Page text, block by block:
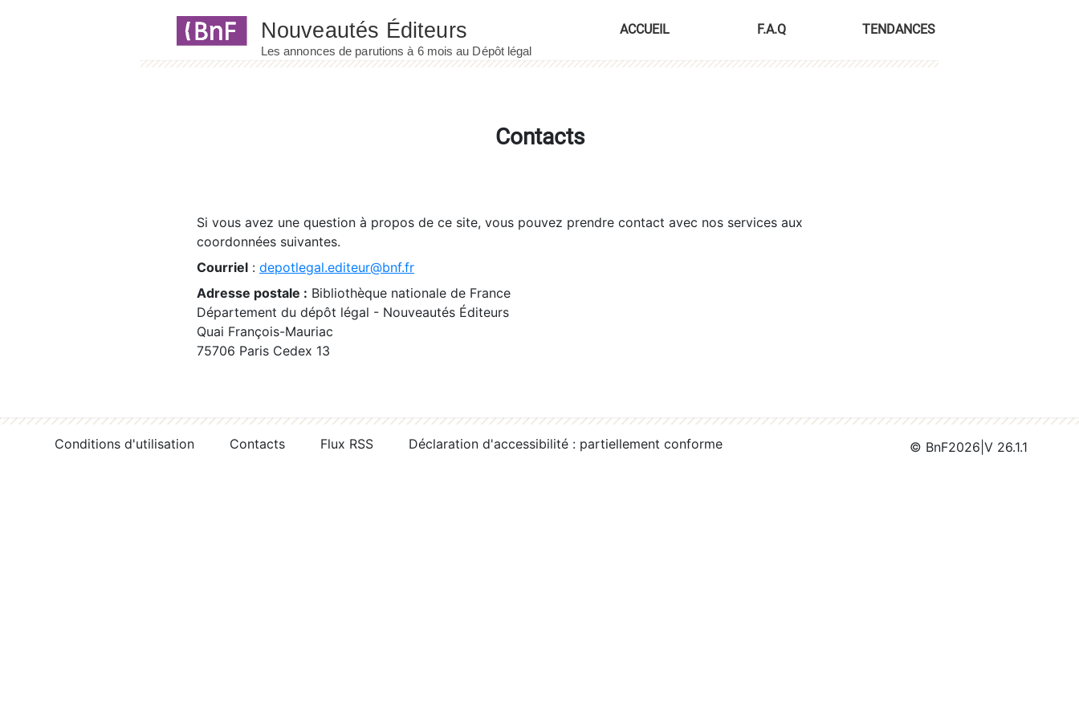
ACCUEIL F.A.Q TENDANCES
Contacts
Si vous avez une question à propos de ce site, vous pouvez prendre contact avec nos services aux
coordonnées suivantes.
Courriel : depotlegal.editeur@bnf.fr
Adresse postale : Bibliothèque nationale de France
Département du dépôt légal - Nouveautés Éditeurs
Quai François-Mauriac
75706 Paris Cedex 13
Conditions d'utilisation Contacts Flux RSS Déclaration d'accessibilité : partiellement conforme © BnF2026 V 26.1.1